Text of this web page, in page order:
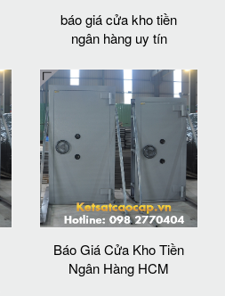
báo giá cửa kho tiền
ngân hàng uy tín
Báo Giá Cửa Kho Tiền
Ngân Hàng HCM